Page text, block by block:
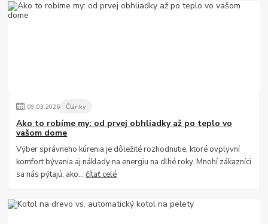
09.03.2026 Články
Ako to robíme my: od prvej obhliadky až po teplo vo
vašom dome
Výber správneho kúrenia je dôležité rozhodnutie, ktoré ovplyvní
komfort bývania aj náklady na energiu na dlhé roky. Mnohí zákazníci
sa nás pýtajú, ako...čítať celé